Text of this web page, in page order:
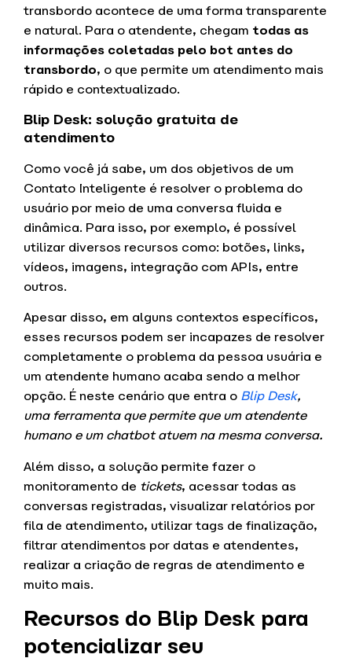
transbordo acontece de uma forma transparente
e natural. Para o atendente, chegam todas as
informações coletadas pelo bot antes do
transbordo, o que permite um atendimento mais
rápido e contextualizado.
Blip Desk: solução gratuita de
atendimento
Como você já sabe, um dos objetivos de um
Contato Inteligente é resolver o problema do
usuário por meio de uma conversa fluida e
dinâmica. Para isso, por exemplo, é possível
utilizar diversos recursos como: botões, links,
vídeos, imagens, integração com APIs, entre
outros.
Apesar disso, em alguns contextos específicos,
esses recursos podem ser incapazes de resolver
completamente o problema da pessoa usuária e
um atendente humano acaba sendo a melhor
opção. É neste cenário que entra o Blip Desk,
uma ferramenta que permite que um atendente
humano e um chatbot atuem na mesma conversa.
Além disso, a solução permite fazer o
monitoramento de tickets, acessar todas as
conversas registradas, visualizar relatórios por
fila de atendimento, utilizar tags de finalização,
filtrar atendimentos por datas e atendentes,
realizar a criação de regras de atendimento e
muito mais.
Recursos do Blip Desk para
potencializar seu